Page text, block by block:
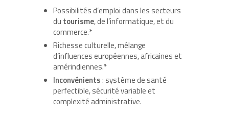
Possibilités d’emploi dans les secteurs
du tourisme, de l’informatique, et du
commerce.*
Richesse culturelle, mélange
d’influences européennes, africaines et
amérindiennes.*
Inconvénients: système de santé
perfectible, sécurité variable et
complexité administrative.